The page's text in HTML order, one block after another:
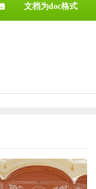
文档为doc格式